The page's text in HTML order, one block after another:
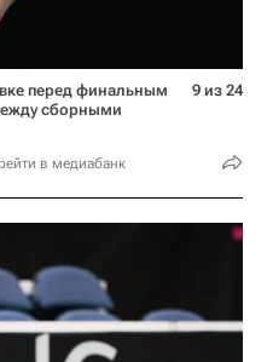
перед финальным
сборными
в медиабанк
9 из 24